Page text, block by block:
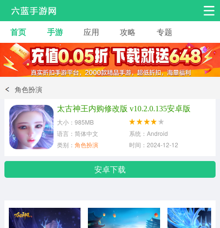
安卓手游 手游工具
热门手游 角色扮演 益智休闲
动作射击
冒险解谜
体育竞技
首页 手游 应用 攻略 专题
角色扮演
太古神王内购修改版 v10.2.0.135安卓版
大小：985MB
语言：简体中文
系统：Android
类别： 角色扮演 时间：2024-12-12
安卓下载